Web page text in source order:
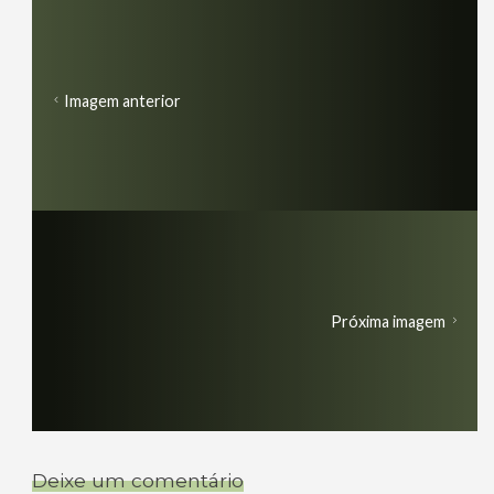
Imagem anterior
Próxima imagem
Deixe um comentário